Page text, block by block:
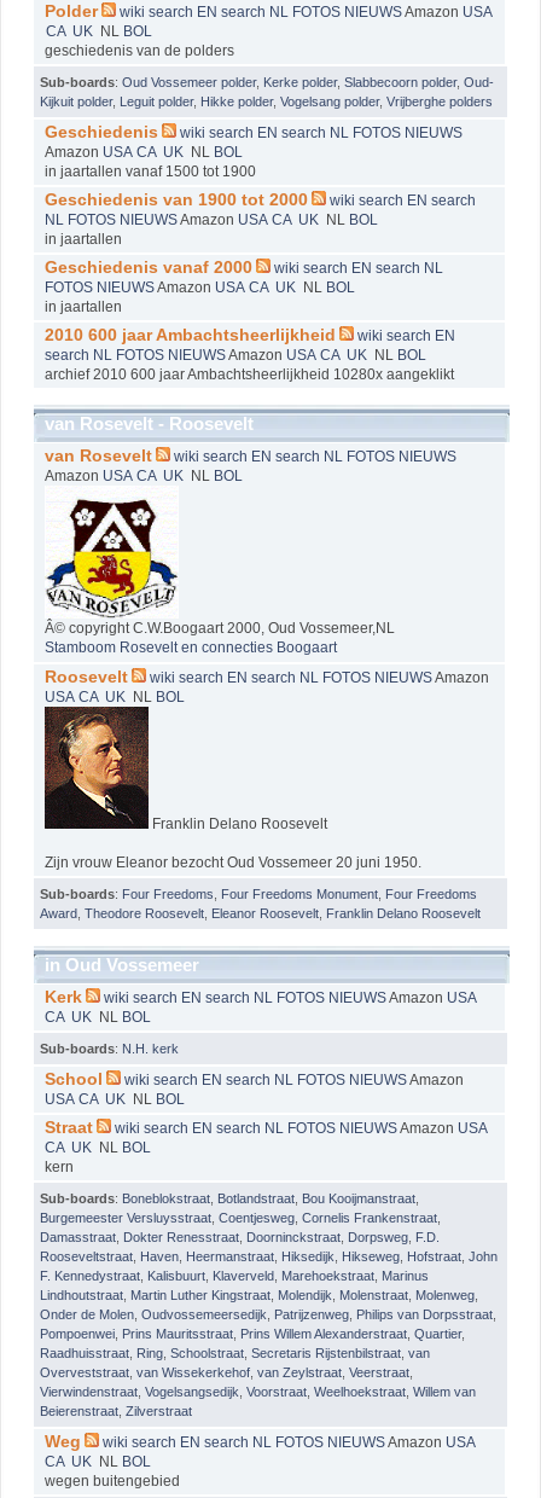
Polder wiki search EN search NL FOTOS NIEUWSAmazon USA
CA UK NL BOL
geschiedenis van de polders
Sub-boards: Oud Vossemeer polder, Kerke polder, Slabbecoorn polder, Oud-
Kijkuit polder, Leguit polder, Hikke polder, Vogelsang polder, Vrijberghe polders
Geschiedenis wiki search EN search NL FOTOS NIEUWS
Amazon USA CA UK NL BOL
in jaartallen vanaf 1500 tot 1900
Geschiedenis van 1900 tot 2000 wiki search EN search
NL FOTOS NIEUWSAmazon USA CA UK NL BOL
in jaartallen
Geschiedenis vanaf 2000 wiki search EN search NL
FOTOS NIEUWSAmazon USA CA UK NL BOL
in jaartallen
2010 600 jaar Ambachtsheerlijkheid wiki search EN
search NL FOTOS NIEUWSAmazon USA CA UK NL BOL
archief 2010 600 jaar Ambachtsheerlijkheid 10280x aangeklikt
van Rosevelt - Roosevelt
van Rosevelt wiki search EN search NL FOTOS NIEUWS
Amazon USA CA UK NL BOL
Â© copyright C.W.Boogaart 2000, Oud Vossemeer,NL
Stamboom Rosevelt en connecties Boogaart
Roosevelt wiki search EN search NL FOTOS NIEUWSAmazon
USA CA UK NL BOL
Franklin Delano Roosevelt
Zijn vrouw Eleanor bezocht Oud Vossemeer 20 juni 1950.
Sub-boards: Four Freedoms Four Freedoms Monument Four Freedoms
Award Theodore Roosevelt Eleanor Roosevelt Franklin Delano Roosevelt
in Oud Vossemeer
Kerk wiki search EN search NL FOTOS NIEUWSAmazon USA
CA UK NL BOL
Sub-boards: N.H. kerk
School wiki search EN search NL FOTOS NIEUWSAmazon
USA CA UK NL BOL
Straat wiki search EN search NL FOTOS NIEUWSAmazon USA
CA UK NL BOL
kern
Sub-boards: Boneblokstraat Botlandstraat Bou Kooijmanstraat
Burgemeester Versluysstraat Coentjesweg Cornelis Frankenstraat
Damasstraat Dokter Renesstraat Doorninckstraat Dorpsweg F.D.
Rooseveltstraat Haven Heermanstraat Hiksedijk Hikseweg Hofstraat John
F. Kennedystraat Kalisbuurt Klaverveld Marehoekstraat Marinus
Lindhoutstraat Martin Luther Kingstraat Molendijk Molenstraat Molenweg
Onder de Molen Oudvossemeersedijk Patrijzenweg Philips van Dorpsstraat
Pompoenwei Prins Mauritsstraat Prins Willem Alexanderstraat Quartier,
Raadhuisstraat Ring Schoolstraat Secretaris Rijstenbilstraat van
Overveststraat van Wissekerkehof van Zeylstraat Veerstraat
Vierwindenstraat Vogelsangsedijk Voorstraat Weelhoekstraat Willem van
Beierenstraat Zilverstraat
Weg wiki search EN search NL FOTOS NIEUWSAmazon USA
CA UK NL BOL
wegen buitengebied